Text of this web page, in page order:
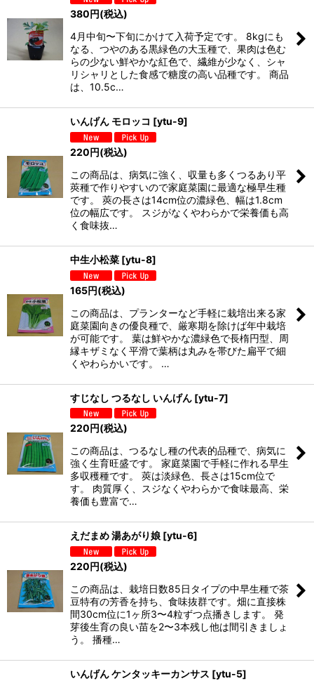
380 円(税込)
4月中旬〜下旬にかけて入荷予定です。 8kgにも
なる、つやのある黒緑色の大玉種で、果肉は色む
らの少ない鮮やかな紅色で、繊維が少なく、シャ
リシャリとした食感で糖度の高い品種です。 商品
は、10.5c…
いんげん モロッコ [ytu-9]
220円(税込)
この商品は、病気に強く、収量も多くつるあり平
莢種で作りやすいので家庭菜園に最適な極早生種
です。 莢の長さは14cm位の濃緑色、幅は1.8cm
位の幅広です。 スジがなくやわらかで栄養価も高
く食味抜…
中生小松菜 [ytu-8]
165円(税込)
この商品は、プランターなど手軽に栽培出来る家
庭菜園向きの優良種で、厳寒期を除けば年中栽培
が可能です。 葉は鮮やかな濃緑色で長楕円型、周
縁キザミなく平滑で葉柄は丸みを帯びた扁平で細
くやわらかいです。 …
すじなし つるなし いんげん [ytu-7]
220 円(税込)
この商品は、つるなし種の代表的品種で、病気に
強く生育旺盛です。 家庭菜園で手軽に作れる早生
多収穫種です。 莢は淡緑色、長さは15cm位で
す。 肉質厚く、スジなくやわらかで食味最高、栄
養価も豊富で…
えだまめ 湯あがり娘 [ytu-6]
220円(税込)
この商品は、栽培日数85日タイプの中早生種で茶
豆特有の芳香を持ち、食味抜群です。畑に直接株
間30cm位に1ヶ所3〜4粒ずつ点播きします。 発
芽後生育の良い苗を2〜3本残し他は間引きましょ
う。 播種…
いんげん ケンタッキーカンサス [ytu-5]